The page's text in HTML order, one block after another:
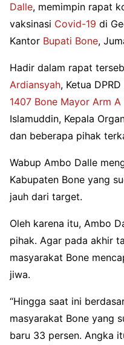
Dalle, memimpin rapat
vaksinasi Covid-19 di
Kantor Bupati Bone,
Hadir dalam rapat
Ardiansyah, Ketua
1407 Bone Mayor Arm A
Islamuddin, Kepala
dan beberapa pihak
Wabup Ambo Dalle
Kabupaten Bone yang
jauh dari target.
Oleh karena itu, Ambo
pihak. Agar pada akhir
masyarakat Bone
jiwa.
“Hingga saat ini
masyarakat Bone yang
baru 33 persen. Angka